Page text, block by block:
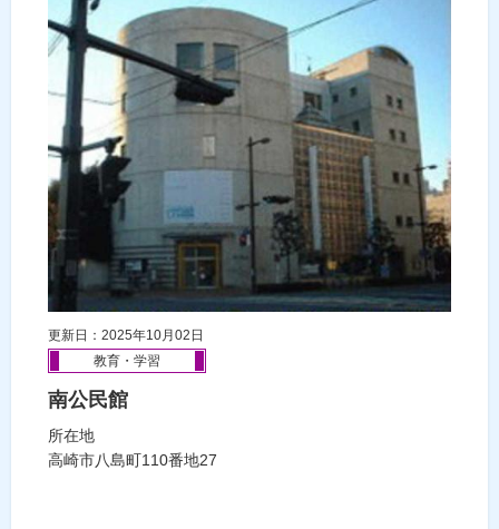
更新日：2025年10月02日
教育・学習
南公民館
所在地
高崎市八島町110番地27